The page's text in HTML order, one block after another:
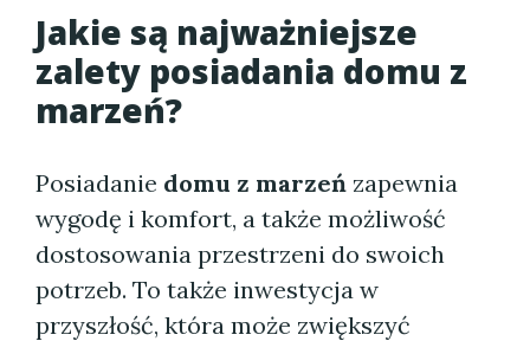
Jakie są najważniejsze
zalety posiadania domu z
marzeń?
Posiadanie domu z marzeń zapewnia
wygodę i komfort, a także możliwość
dostosowania przestrzeni do swoich
potrzeb. To także inwestycja w
przyszłość, która może zwiększyć